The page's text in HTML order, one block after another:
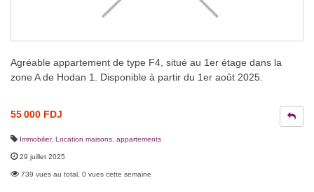
Agréable appartement de type F4, situé au 1er étage dans la
zone A de Hodan 1. Disponible à partir du 1er août 2025.
55 000 FDJ
Immobilier, Location maisons, appartements
29 juillet 2025
739 vues au total, 0 vues cette semaine